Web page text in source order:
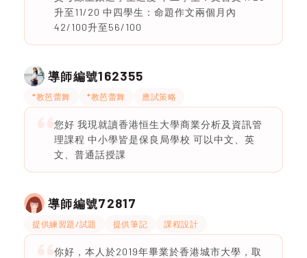
升至11/20 中四學生：命題作文兩個月內
42/100升至56/100
導師編號162355
*教芭蕾舞 *教芭蕾舞 應試策略
您好 我現就讀香港恒生大學商業分析及資訊管
理課程 中小學皆是保良局學校 可以中文、英
文、普通話授課
導師編號72817
提供練習題/試題 提供筆記 課程設計
你好，本人於2019年畢業於香港城市大學，取